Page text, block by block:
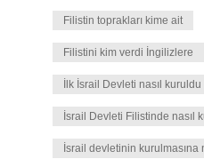
Filistin toprakları kime ait
Filistini kim verdi İngilizlere
İlk İsrail Devleti nasıl kuruldu
İsrail Devleti Filistinde nasıl
İsrail devletinin